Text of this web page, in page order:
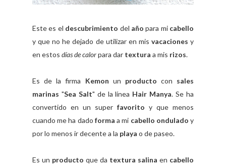
Este es el descubrimiento del año para micabello
y que no he dejado de utilizar en mis vacaciones y
en estos días de calorpara dar textura a mis rizos.
Es de la firma Kemon un producto con sales
marinas "Sea Salt" de la línea Hair Manya. Se ha
convertido en un super favorito y que menos
cuando me ha dado forma a mi cabello onduladoy
por lo menos ir decente a la playa o de paseo.
Es un producto que da textura salina en cabello